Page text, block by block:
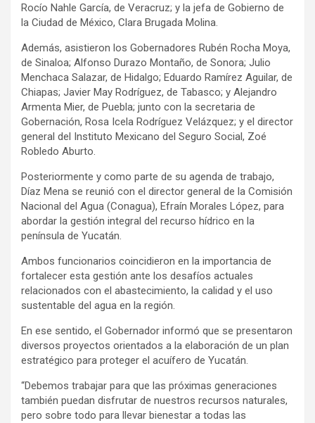
Rocío Nahle García, de Veracruz; y la jefa de Gobierno de
la Ciudad de México, Clara Brugada Molina.
Además, asistieron los Gobernadores Rubén Rocha Moya,
de Sinaloa; Alfonso Durazo Montaño, de Sonora; Julio
Menchaca Salazar, de Hidalgo; Eduardo Ramírez Aguilar, de
Chiapas; Javier May Rodríguez, de Tabasco; y Alejandro
Armenta Mier, de Puebla; junto con la secretaria de
Gobernación, Rosa Icela Rodríguez Velázquez; y el director
general del Instituto Mexicano del Seguro Social, Zoé
Robledo Aburto.
Posteriormente y como parte de su agenda de trabajo,
Díaz Mena se reunió con el director general de la Comisión
Nacional del Agua (Conagua), Efraín Morales López, para
abordar la gestión integral del recurso hídrico en la
península de Yucatán.
Ambos funcionarios coincidieron en la importancia de
fortalecer esta gestión ante los desafíos actuales
relacionados con el abastecimiento, la calidad y el uso
sustentable del agua en la región.
En ese sentido, el Gobernador informó que se presentaron
diversos proyectos orientados a la elaboración de un plan
estratégico para proteger el acuífero de Yucatán.
“Debemos trabajar para que las próximas generaciones
también puedan disfrutar de nuestros recursos naturales,
pero sobre todo para llevar bienestar a todas las